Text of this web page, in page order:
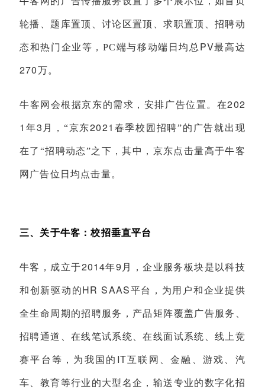
轮播、题库置顶、讨论区置顶、求职置顶、招聘动
态和热门企业等， PC端与移动端日均总 PV最高达
270万。
牛客网会根据京东的需求，安排广告位置。在202
1 年3 月，“京东2021 春季校园招聘”的广告就出现
在了“招聘动态”之下，其中，京东点击量高于牛客
网广告位日均点击量。
三、关于牛客：校招垂直平台
牛客，成立于2014年9 月，企业服务板块是以科技
和创新驱动的HR SAAS平台，为用户和企业提供
全生命周期的招聘服务，产品矩阵覆盖广告服务、
招聘通道、在线笔试系统、在线面试系统、线上竞
赛平台等，为我国的 IT互联网、金融、游戏、汽
车、教育等行业的大型名企，输送专业的数字化招